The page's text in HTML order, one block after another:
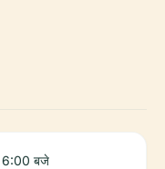
6:00 बजे